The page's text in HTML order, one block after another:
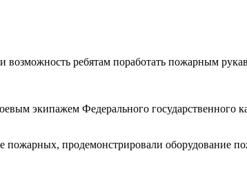
ребятам поработать пожарным
экипажем Федерального государственного
пожарных, продемонстрировали оборудование